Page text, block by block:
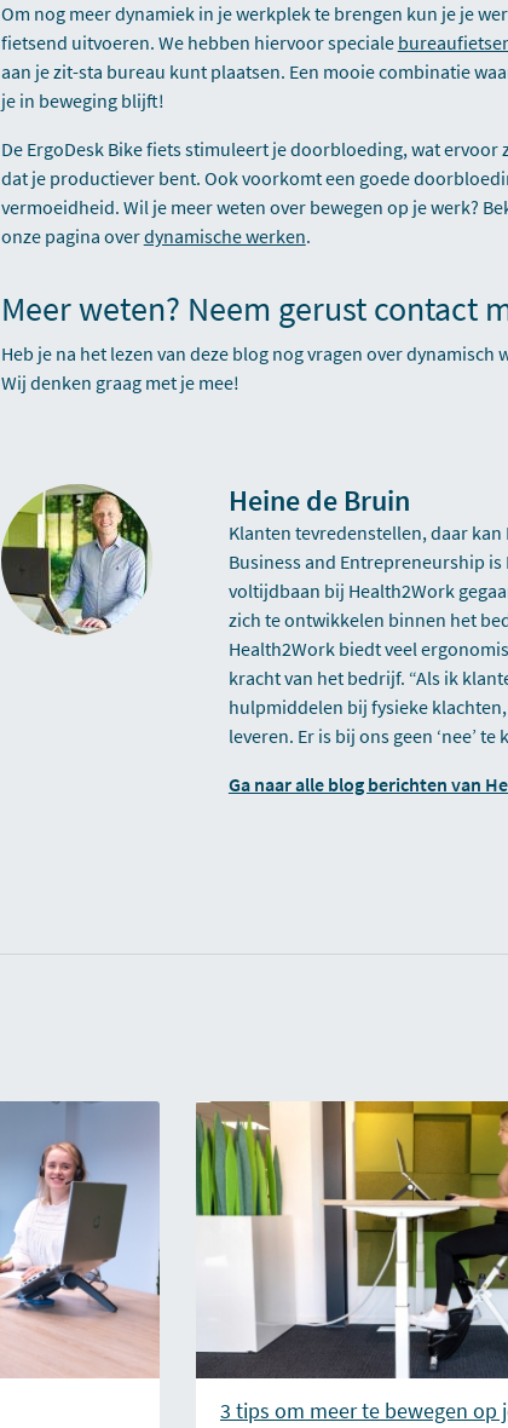
Om nog meer dynamiek in je werkplek te brengen kun je je
fietsend uitvoeren. We hebben hiervoor speciale
aan je zit-sta bureau kunt plaatsen. Een mooie combinatie
je in beweging blijft!
De ErgoDesk Bike fiets stimuleert je doorbloeding, wat ervoor
dat je productiever bent. Ook voorkomt een goede
vermoeidheid. Wil je meer weten over bewegen op je werk?
onze pagina overdynamische werken.
Meer weten? Neem gerust contact
Heb je na het lezen van deze blog nog vragen over dynamisch
Wij denken graag met je mee!
Heine de Bruin
Klanten tevredenstellen, daar
Business and Entrepreneurship
voltijdbaan bij Health2Work
zich te ontwikkelen binnen het
Health2Work biedt veel
kracht van het bedrijf. “Als ik
hulpmiddelen bij fysieke
leveren. Er is bij ons geen ‘nee’ te
Ga naar alle blog berichten van
3 tips om meer te bewegen op